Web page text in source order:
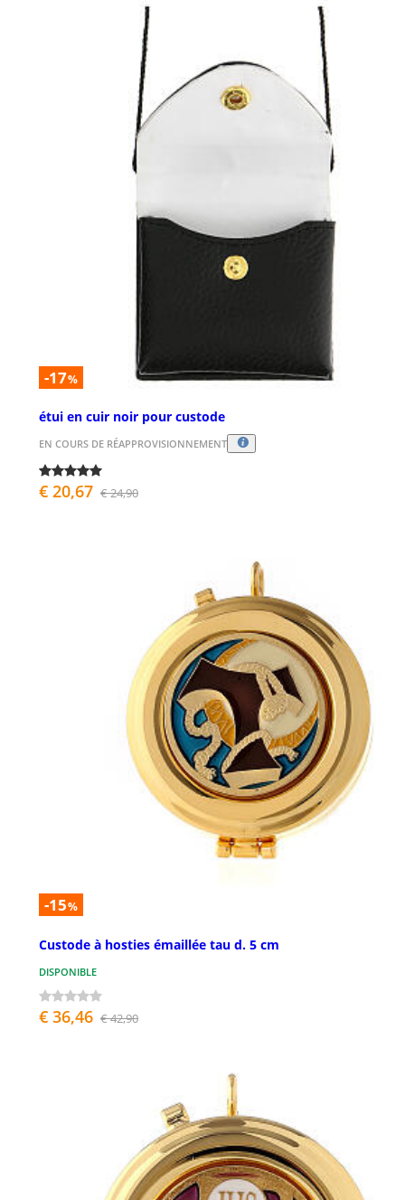
-17%
étui en cuir noir pour custode
EN COURS DE RÉAPPROVISIONNEMENT
€ 20,67 € 24,90
-15%
Custode à hosties émaillée tau d. 5 cm
DISPONIBLE
€ 36,46 € 42,90